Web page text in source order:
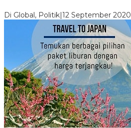
Di Global, Politik|12 September 2020